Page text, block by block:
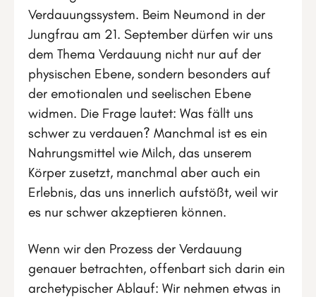
Verdauungssystem. Beim Neumond in der
Jungfrau am 21. September dürfen wir uns
dem Thema Verdauung nicht nur auf der
physischen Ebene, sondern besonders auf
der emotionalen und seelischen Ebene
widmen. Die Frage lautet: Was fällt uns
schwer zu verdauen? Manchmal ist es ein
Nahrungsmittel wie Milch, das unserem
Körper zusetzt, manchmal aber auch ein
Erlebnis, das uns innerlich aufstößt, weil wir
es nur schwer akzeptieren können.
Wenn wir den Prozess der Verdauung
genauer betrachten, offenbart sich darin ein
archetypischer Ablauf: Wir nehmen etwas in